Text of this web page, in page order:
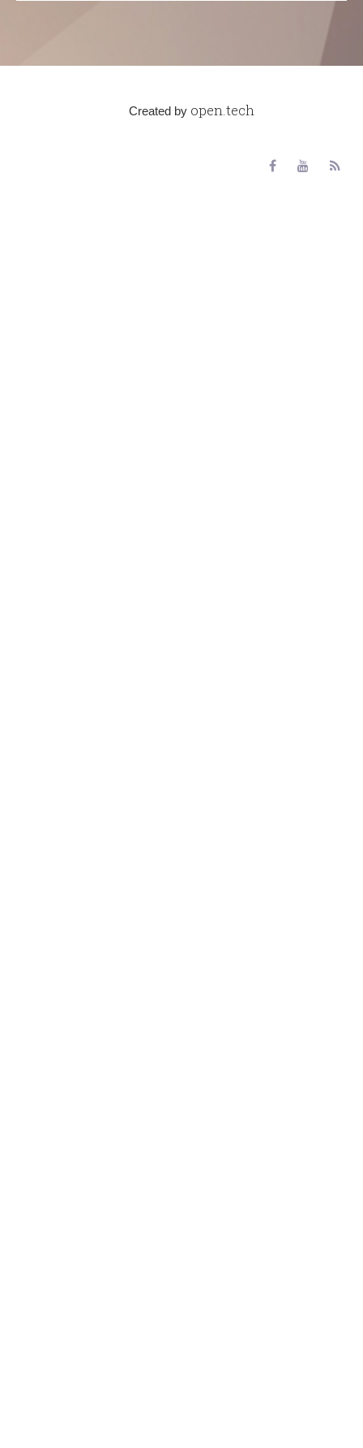
Created by open.tech